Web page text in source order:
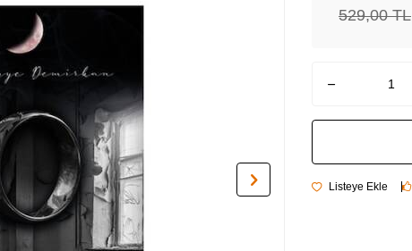
529,00TL
Listeye Ekle